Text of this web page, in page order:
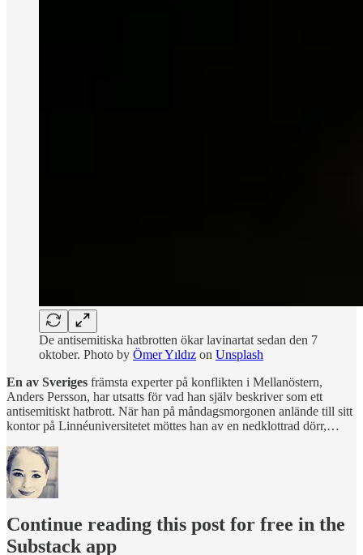
De antisemitiska hatbrotten ökar lavinartat sedan den 7
oktober. Photo by Ömer Yıldız on Unsplash
En av Sveriges främsta experter på konflikten i Mellanöstern,
Anders Persson, har utsatts för vad han själv beskriver som ett
antisemitiskt hatbrott. När han på måndagsmorgonen anlände till sitt
kontor på Linnéuniversitetet möttes han av en nedklottrad dörr,…
Continue reading this post for free in the
Substack app